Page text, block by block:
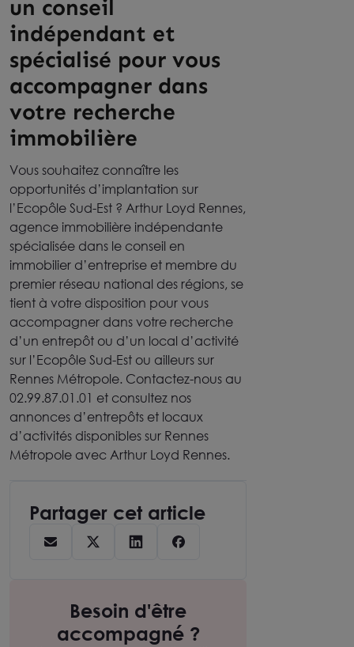
un conseil
indépendant et
spécialisé pour vous
accompagner dans
votre recherche
immobilière
Vous souhaitez connaître les
opportunités d’implantation sur
l’Ecopôle Sud-Est ? Arthur Loyd Rennes,
agence immobilière indépendante
spécialisée dans le conseil en
immobilier d’entreprise et membre du
premier réseau national des régions, se
tient à votre disposition pour vous
accompagner dans votre recherche
d’un entrepôt ou d’un local d’activité
sur l’Ecopôle Sud-Est ou ailleurs sur
Rennes Métropole. Contactez-nous au
02.99.87.01.01 et consultez nos
annonces d’entrepôts et locaux
d’activités disponibles sur Rennes
Métropole avec Arthur Loyd Rennes.
Partager cet article
Besoin d'être
accompagné ?